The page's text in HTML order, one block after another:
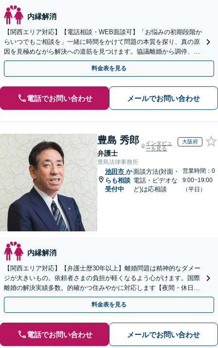
内縁解消
【関西エリア対応】【電話相談・WEB面談可】「お悩みの初期段階か
らいつでもご相談を」一緒に時間をかけて問題の本質を探り、真の原
因を見極めながら解決への道筋を見つけます。協議離婚から調停、審
判、訴訟まで、離婚に関わる一連の手続きにすべて対応
料金表を見る
電話でお問い合わせ メールでお問い合わせ
豊島 秀郎
弁護士
インタビュ
ーを見る
大阪府
豊島法律事務所
池田市 か
らも相談
受付中
面談方法(対面・
電話・ビデオな
ど)は応相談
営業時間：0
9:00~19:00
（平日）
内縁解消
【関西エリア対応】【弁護士歴30年以上】離婚問題は精神的なダメー
ジが大きいもの。依頼者さまの負担が軽くなるよう心がけます。国際
離婚の解決実績多数。的確かつ住みやかに対応します【夜間・休日相
談可】【完全個室】
料金表を見る
電話でお問い合わせ メールでお問い合わせ